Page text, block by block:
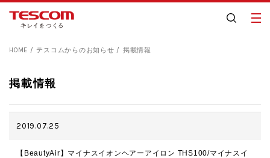
HOME テスコムからのお知らせ 掲載情報
掲載情報
2019.07.25
【BeautyAir】マイナスイオンヘアーアイロン THS100/マイナスイ